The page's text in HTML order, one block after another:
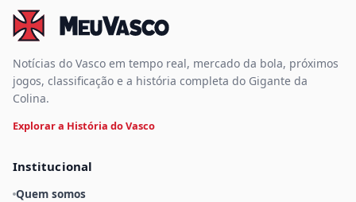
Notícias do Vasco em tempo real, mercado da bola, próximos
jogos, classificação e a história completa do Gigante da
Colina.
Explorar a História do Vasco
Institucional
Quem somos